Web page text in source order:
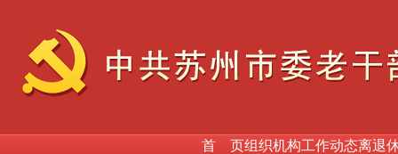
首 页组织机构工作动态离退